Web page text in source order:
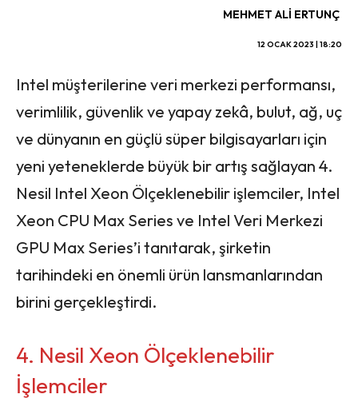
MEHMET ALI ERTUNÇ
12 OCAK 2023 | 18:20
Intel müşterilerine veri merkezi performansı,
verimlilik, güvenlik ve yapay zekâ, bulut, ağ, uç
ve dünyanın en güçlü süper bilgisayarları için
yeni yeteneklerde büyük bir artış sağlayan 4.
Nesil Intel Xeon Ölçeklenebilir işlemciler, Intel
Xeon CPU Max Series ve Intel Veri Merkezi
GPU Max Series’i tanıtarak, şirketin
tarihindeki en önemli ürün lansmanlarından
birini gerçekleştirdi.
4. Nesil Xeon Ölçeklenebilir
İşlemciler